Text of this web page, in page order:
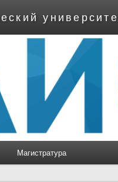
Магистратура